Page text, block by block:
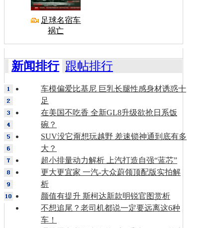
足球名宿车
祸亡
新闻排行 跟帖排行
车模偏爱比基尼 巨乳长腿性感身材诱惑十
足
在美国不吃香 全新GL8升级欲抢日系饭
碗？
SUV没它甭想玩越野 差速锁神通到底有多
大？
超小排量动力解析 上汽打造自强“蓝芯”
更大更宜家 一汽-大众蔚领顶配版实拍解
析
颜值有提升 斯柯达新款明锐官图赏析
不想追尾？老司机都说一定要远离这6种
车！